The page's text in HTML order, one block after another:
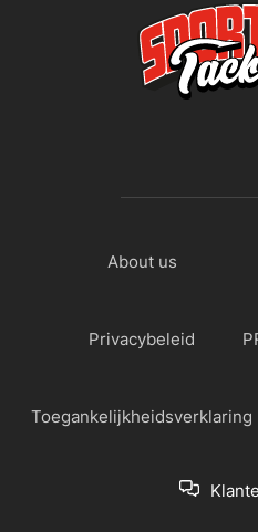
About us
Privacybeleid
Toegankelijkheidsverklaring